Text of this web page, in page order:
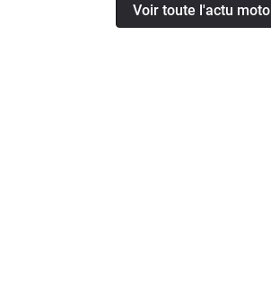
Voir toute l'actu moto